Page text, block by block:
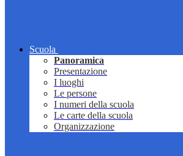
Scuola
Panoramica
Presentazione
I luoghi
Le persone
I numeri della scuola
Le carte della scuola
Organizzazione